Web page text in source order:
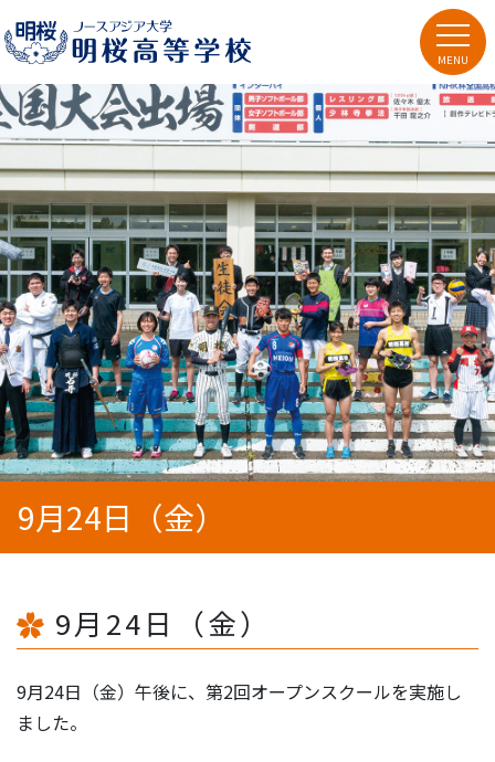
9月24日（金）
9月24日（金）
9月24日（金）午後に、第2回オープンスクールを実施し
ました。